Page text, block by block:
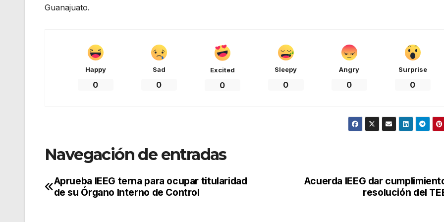
Guanajuato.
Happy
0
Sad
0
Excited
0
Sleepy
0
Angry
0
Surprise
0
Navegación de entradas
Acuerda IEEG dar
resolución del
Aprueba IEEG terna para ocupar titularidad
de su Órgano Interno de Control